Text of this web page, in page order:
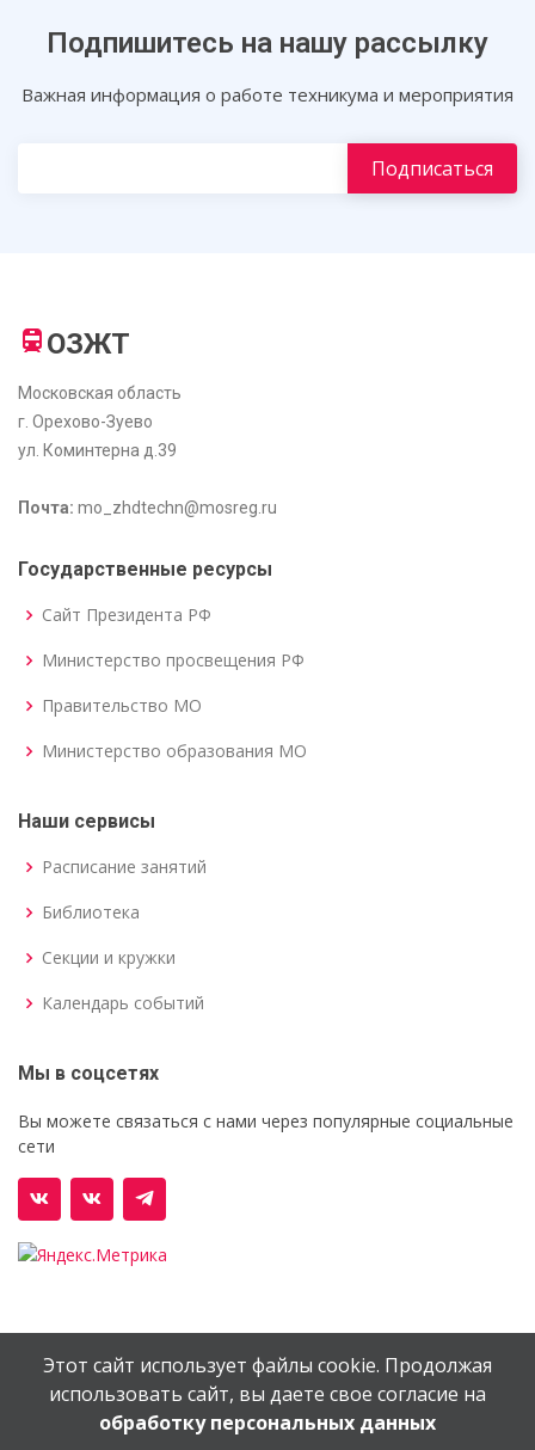
Подпишитесь на нашу рассылку
Важная информация о работе техникума и мероприятия
ОЗЖТ
Московская область
г. Орехово-Зуево
ул. Коминтерна д.39
Почта: mo_zhdtechn@mosreg.ru
Государственные ресурсы
Сайт Президента РФ
Министерство просвещения РФ
Правительство МО
Министерство образования МО
Наши сервисы
Расписание занятий
Библиотека
Секции и кружки
Календарь событий
Мы в соцсетях
Вы можете связаться с нами через популярные социальные
сети
© Орехово-Зуевский железнодорожный техникум им.
В.И.Бондаренко
Сайт создан вEV-DV.RU
Этот сайт использует файлы cookie. Продолжая
использовать сайт, вы даете свое согласие на
обработку персональных данных